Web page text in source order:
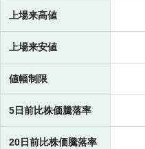
上場来高値
上場来安値
値幅制限
5日前比株価騰落率
20日前比株価騰落率